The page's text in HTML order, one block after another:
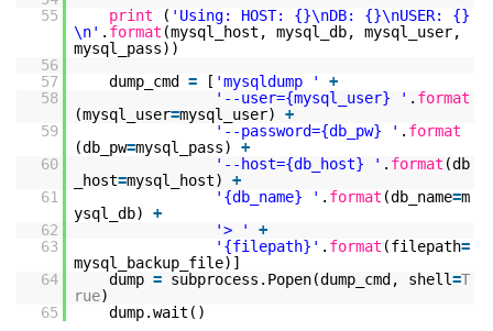
55
print ( 'Using: HOST: {}\nDB: {}\nUSER: {}
\n' . format (mysql_host, mysql_db, mysql_user,
mysql_pass))
56
57
dump_cmd = [ 'mysqldump '
+
58
'--user={mysql_user} ' . format
(mysql_user=mysql_user) +
59
'--password={db_pw} ' . format
(db_pw=mysql_pass) +
60
'--host={db_host} ' . format (db
_host=mysql_host) +
61
'{db_name} ' . format (db_name=m
ysql_db) +
62
'> '
+
63
'{filepath}' . format (filepath=
mysql_backup_file)]
64
dump = subprocess.Popen(dump_cmd, shell=T
rue)
65
dump.wait()